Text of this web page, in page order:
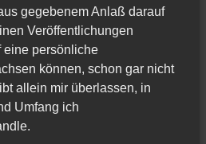
gegebenem Anlaß darauf
Veröffentlichungen
eine persönliche
können, schon gar nicht
allein mir überlassen, in
Umfang ich